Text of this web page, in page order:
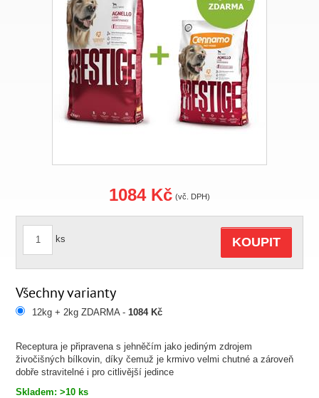
Receptura je připravena s jehněčím jako jediným zdrojem
živočišných bílkovin, díky čemuž je krmivo velmi chutné a zároveň
dobře stravitelné i pro citlivější jedince
Skladem: >10 ks
1084 Kč (vč. DPH)
ks KOUPIT
Všechny varianty
12kg + 2kg ZDARMA -1084 Kč